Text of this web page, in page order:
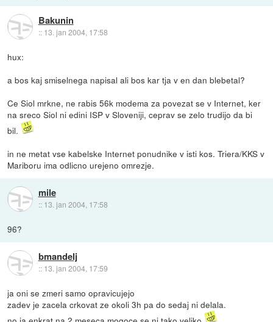
Bakunin
:: 13. jan 2004, 17:58
hux:
a bos kaj smiselnega napisal ali bos kar tja v en dan blebetal?
Ce Siol mrkne, ne rabis 56k modema za povezat se v Internet, ker
na sreco Siol ni edini ISP v Sloveniji, ceprav se zelo trudijo da bi
bil.
in ne metat vse kabelske Internet ponudnike v isti kos. Triera/KKS v
Mariboru ima odlicno urejeno omrezje.
mile
:: 13. jan 2004, 17:58
96?
bmandelj
:: 13. jan 2004, 17:59
ja oni se zmeri samo opravicujejo
zadev je zacela crkovat ze okoli 3h pa do sedaj ni delala.